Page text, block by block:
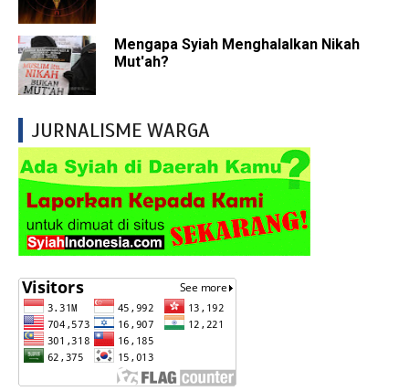
Mengapa Syiah Menghalalkan Nikah
Mut'ah?
JURNALISME WARGA